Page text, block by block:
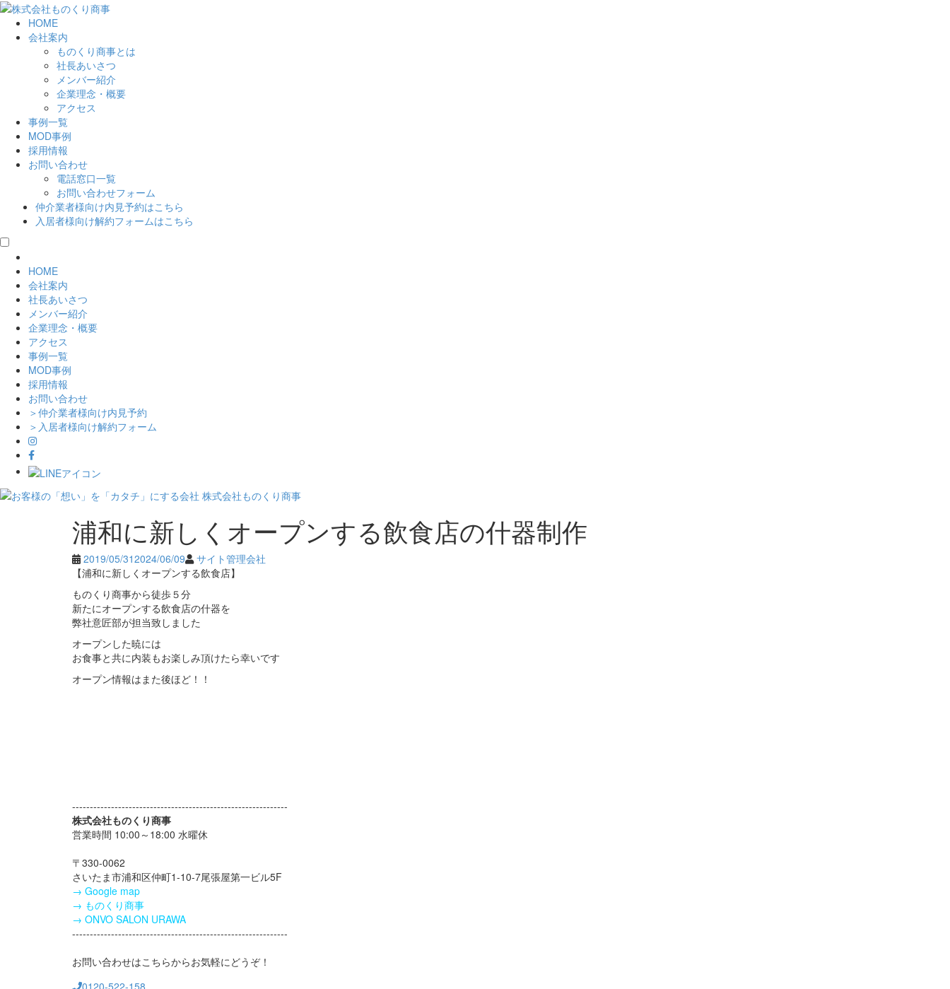
HOME
会社案内
ものくり商事とは
社長あいさつ
メンバー紹介
企業理念・概要
アクセス
事例一覧
MOD事例
採用情報
お問い合わせ
電話窓口一覧
お問い合わせフォーム
仲介業者様向け内見予約はこちら
入居者様向け解約フォームはこちら
HOME
会社案内
社長あいさつ
メンバー紹介
企業理念・概要
アクセス
事例一覧
MOD事例
採用情報
お問い合わせ
＞仲介業者様向け内見予約
＞入居者様向け解約フォーム
浦和に新しくオープンする飲食店の什器制作
2019/05/312024/06/09
サイト管理会社
【浦和に新しくオープンする飲食店】
ものくり商事から徒歩５分
新たにオープンする飲食店の什器を
弊社意匠部が担当致しました
オープンした暁には
お食事と共に内装もお楽しみ頂けたら幸いです
オープン情報はまた後ほど！！
-------------------------------------------------------------
株式会社ものくり商事
営業時間 10:00～18:00 水曜休
〒330-0062
さいたま市浦和区仲町1-10-7尾張屋第一ビル5F
→ Google map
→ ものくり商事
→ ONVO SALON URAWA
-------------------------------------------------------------
お問い合わせはこちらからお気軽にどうぞ！
0120-522-158